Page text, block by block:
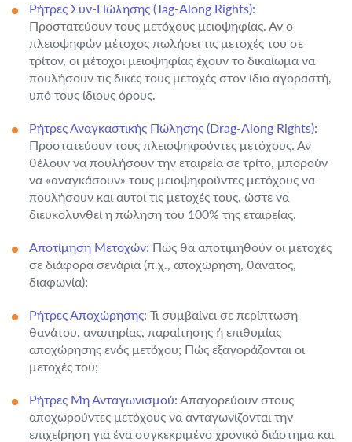
Ρήτρες Συν-Πώλησης (Tag-Along Rights):
Προστατεύουν τους μετόχους μειοψηφίας. Αν ο
πλειοψηφών μέτοχος πωλήσει τις μετοχές του σε
τρίτον, οι μέτοχοι μειοψηφίας έχουν το δικαίωμα να
πουλήσουν τις δικές τους μετοχές στον ίδιο αγοραστή,
υπό τους ίδιους όρους.
Ρήτρες Αναγκαστικής Πώλησης (Drag-Along Rights):
Προστατεύουν τους πλειοψηφούντες μετόχους. Αν
θέλουν να πουλήσουν την εταιρεία σε τρίτο, μπορούν
να «αναγκάσουν» τους μειοψηφούντες μετόχους να
πουλήσουν και αυτοί τις μετοχές τους, ώστε να
διευκολυνθεί η πώληση του 100% της εταιρείας.
Αποτίμηση Μετοχών: Πώς θα αποτιμηθούν οι μετοχές
σε διάφορα σενάρια (π.χ., αποχώρηση, θάνατος,
διαφωνία);
Ρήτρες Αποχώρησης: Τι συμβαίνει σε περίπτωση
θανάτου, αναπηρίας, παραίτησης ή επιθυμίας
αποχώρησης ενός μετόχου; Πώς εξαγοράζονται οι
μετοχές του;
Ρήτρες Μη Ανταγωνισμού: Απαγορεύουν στους
αποχωρούντες μετόχους να ανταγωνίζονται την
επιχείρηση για ένα συγκεκριμένο χρονικό διάστημα και